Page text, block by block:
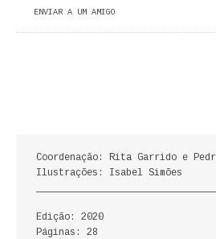
CIÊNCIA POLÍTICA
ANÁLISE DA ACÇÃO EDUCATIVA
COLEÇÃO PONTO DE
COLEÇÃO PONTO E VÍRGULA
ENVIAR A UM AMIGO
Coordenação: Rita Garrido e
Ilustrações: Isabel Simões
Edição: 2020
Páginas: 28